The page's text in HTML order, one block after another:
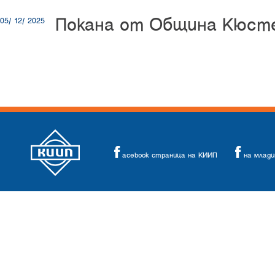
05/ 12/ 2025 Покана от Община
acebook страница на КИИП на